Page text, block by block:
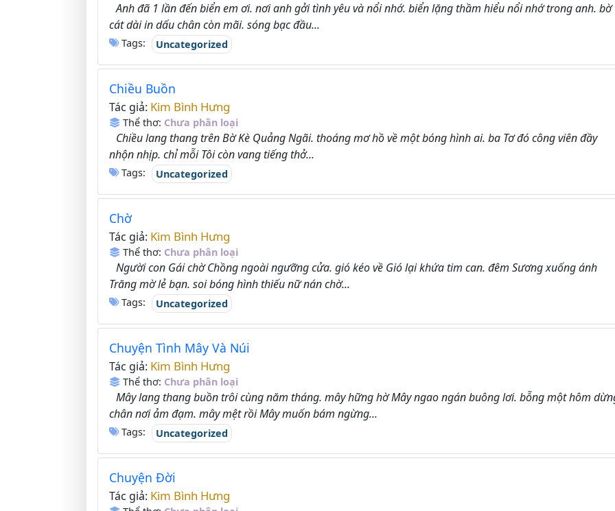
Anh đã 1 lần đến biển em ơi. nơi anh gởi tình yêu và nổi nhớ. biển lặng thầm hiểu nổi nhớ trong anh. bờ
cát dài in dấu chân còn mãi. sóng bạc đầu...
Tags: Uncategorized
Chiều Buồn
Tác giả: Kim Bình Hưng
Thể thơ: Chưa phân loại
Chiều lang thang trên Bờ Kè Quảng Ngãi. thoáng mơ hồ về một bóng hình ai. ba Tơ đó công viên đầy
nhộn nhịp. chỉ mỗi Tôi còn vang tiếng thở...
Tags: Uncategorized
Chờ
Tác giả: Kim Bình Hưng
Thể thơ: Chưa phân loại
Người con Gái chờ Chồng ngoài ngưỡng cửa. gió kéo về Gió lại khứa tim can. đêm Sương xuống ánh
Trăng mờ lẻ bạn. soi bóng hình thiếu nữ nán chờ...
Tags: Uncategorized
Chuyện Tình Mây Và Núi
Tác giả: Kim Bình Hưng
Thể thơ: Chưa phân loại
Mây lang thang buồn trôi cùng năm tháng. mây hững hờ Mây ngao ngán buông lơi. bỗng một hôm
chân nơi ảm đạm. mây mệt rồi Mây muốn bám ngừng...
Tags: Uncategorized
Chuyện Đời
Tác giả: Kim Bình Hưng